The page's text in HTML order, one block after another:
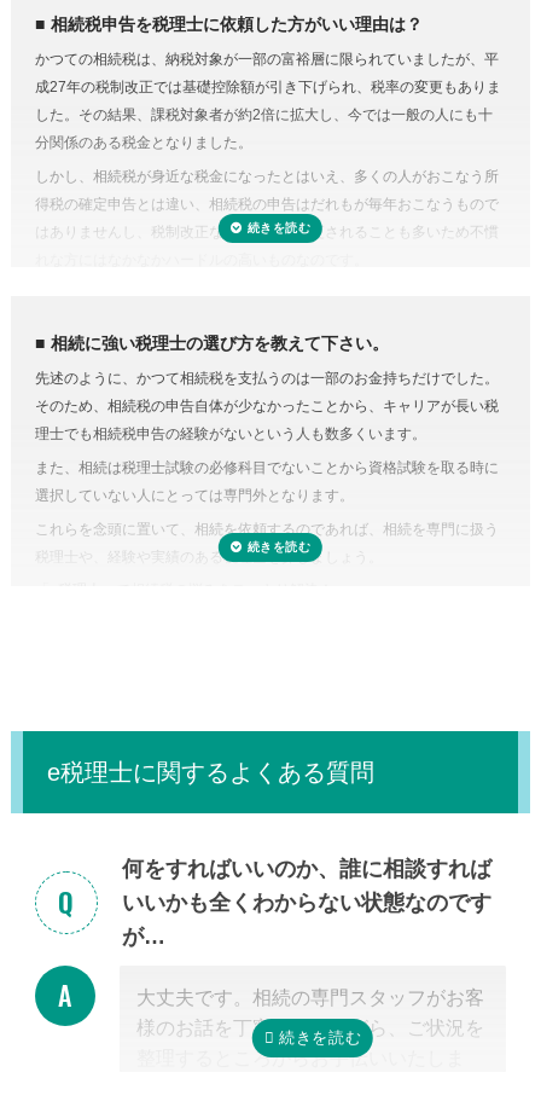
相続税の申告や準確定申告
相続税には申告書の他、総額の計算書、生命保険・財産・債務の明細書
など非常に多くの書類作成が必要となります。もちろん、相続人自身で
申告することもできますが、不動産や非上場株式などは財産の評価が難
しく書類作成も煩雑なことから、税理士に依頼するのが一般的です。
準確定申告とは、亡くなった方の所得の確定と納税の手続きを相続人が
代わりにおこなうこと。準確定申告の対象となるのは1月1日から亡くな
った日までの所得ですが、前年分も申告前であれば合わせて手続きをお
人生で数回程度の相続税申告をするためだけに、相続税に関する調べも
のや資料集めに相当の時間と労力を費やすことを考えてみると、税金の
プロの税理士に頼むという選択肢がコストに見合うものだと納得がいく
のではないでしょうか。
費用が気になる方は、相続税申告の費用を複数の専門家にまとめて依頼
できる「 相続費用見積ガイド 」をご利用ください。
相続税申告を税理士に依頼した方がいい理由は？
かつての相続税は、納税対象が一部の富裕層に限られていましたが、平
成27年の税制改正では基礎控除額が引き下げられ、税率の変更もありま
した。その結果、課税対象者が約2倍に拡大し、今では一般の人にも十
分関係のある税金となりました。
しかし、相続税が身近な税金になったとはいえ、多くの人がおこなう所
得税の確定申告とは違い、相続税の申告はだれもが毎年おこなうもので
はありませんし、税制改正などで内容が変更されることも多いため不慣
を減らしたり、納税額を少なくできる可能性があります。
しかし、どんな特例が使えるのかを知らない、または分からなければ、
特例を活用しないまま申告していることすら気づかないこともありえる
のです。また、たとえ単純な計算ミスだったとしても間違って申告して
しまえば罰金のペナルティ対象になるおそれもあります。仮に税務調査
対象となった場合、税理士に立ち会ってもらうことも可能です。
税理士に依頼しなくてもいい場合はある？
正味の遺産額（相続税の課税の対象となる財産の合計額）が相続税の基
相続に強い税理士の選び方を教えて下さい。
先述のように、かつて相続税を支払うのは一部のお金持ちだけでした。
そのため、相続税の申告自体が少なかったことから、キャリアが長い税
理士でも相続税申告の経験がないという人も数多くいます。
また、相続は税理士試験の必修科目でないことから資格試験を取る時に
選択していない人にとっては専門外となります。
これらを念頭に置いて、相続を依頼するのであれば、相続を専門に扱う
税理士や、経験や実績のある税理士を探しましょう。
e税理士に関するよくある質問
何をすればいいのか、誰に相談すれば
いいかも全くわからない状態なのです
が…
大丈夫です。相続の専門スタッフがお客
様のお話を丁寧に伺いながら、ご状況を
整理するところからお手伝いいたしま